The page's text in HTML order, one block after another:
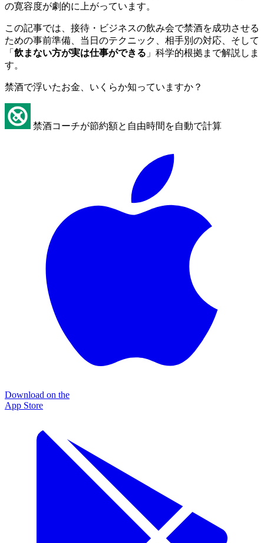
の寛容度が劇的に上がっています。
この記事では、接待・ビジネスの飲み会で禁酒を成功させる
ための事前準備、当日のテクニック、相手別の対応、そして
「 飲まない方が実は仕事ができる 」科学的根拠まで解説しま
す。
禁酒で浮いたお金、いくらか知っていますか？
禁酒コーチが節約額と自由時間を自動で計算
Download on the
App Store